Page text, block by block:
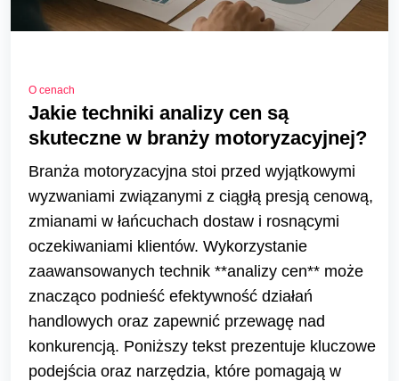
O cenach
Jakie techniki analizy cen są
skuteczne w branży motoryzacyjnej?
Branża motoryzacyjna stoi przed wyjątkowymi
wyzwaniami związanymi z ciągłą presją cenową,
zmianami w łańcuchach dostaw i rosnącymi
oczekiwaniami klientów. Wykorzystanie
zaawansowanych technik **analizy cen** może
znacząco podnieść efektywność działań
handlowych oraz zapewnić przewagę nad
konkurencją. Poniższy tekst prezentuje kluczowe
podejścia oraz narzędzia, które pomagają w